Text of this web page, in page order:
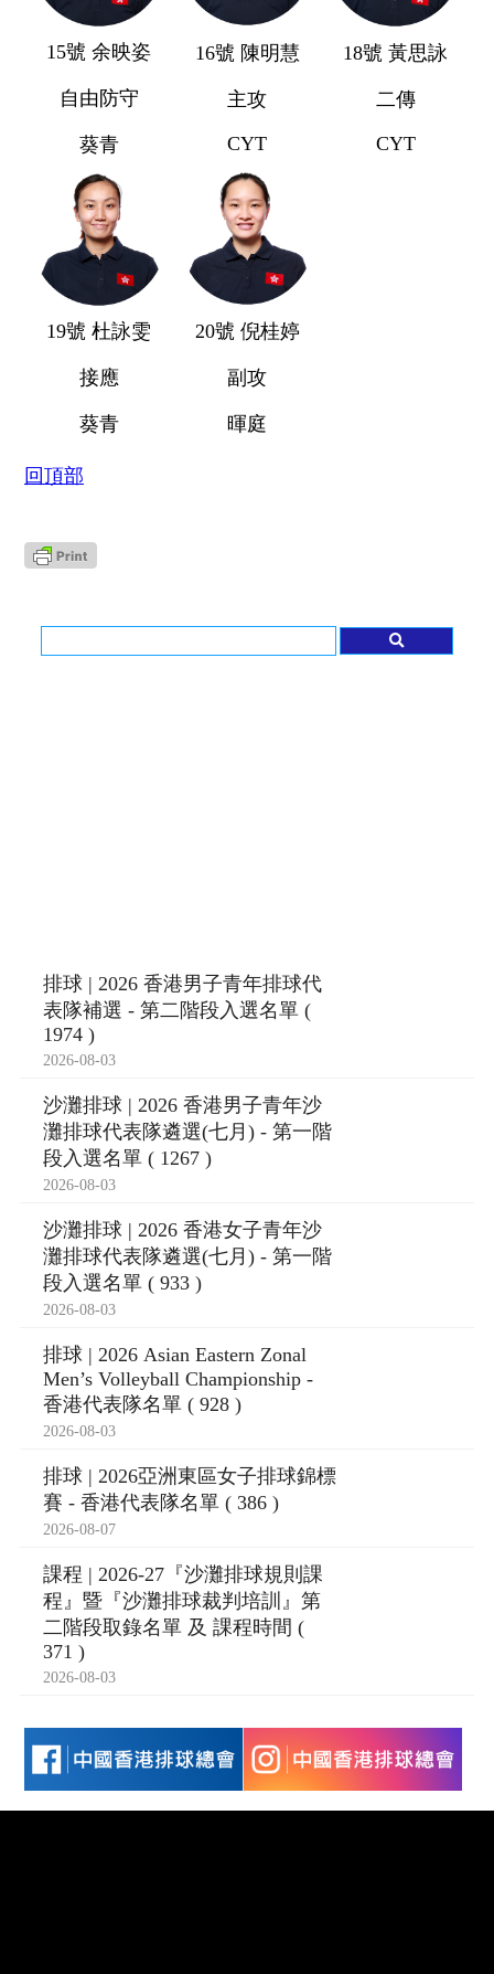
15號 余映姿
自由防守
葵青
16號 陳明慧
主攻
CYT
18號 黃思詠
二傳
CYT
19號 杜詠雯
接應
葵青
20號 倪桂婷
副攻
暉庭
回頂部
排球 | 2026 香港男子青年排球代
表隊補選 - 第二階段入選名單 (
1974 )
2026-08-03
沙灘排球 | 2026 香港男子青年沙
灘排球代表隊遴選(七月) - 第一階
段入選名單 ( 1267 )
2026-08-03
沙灘排球 | 2026 香港女子青年沙
灘排球代表隊遴選(七月) - 第一階
段入選名單 ( 933 )
2026-08-03
排球 | 2026 Asian Eastern Zonal
Men’s Volleyball Championship -
香港代表隊名單 ( 928 )
2026-08-03
排球 | 2026亞洲東區女子排球錦標
賽 - 香港代表隊名單 ( 386 )
2026-08-07
課程 | 2026-27『沙灘排球規則課
程』暨『沙灘排球裁判培訓』第
二階段取錄名單 及 課程時間 (
371 )
2026-08-03